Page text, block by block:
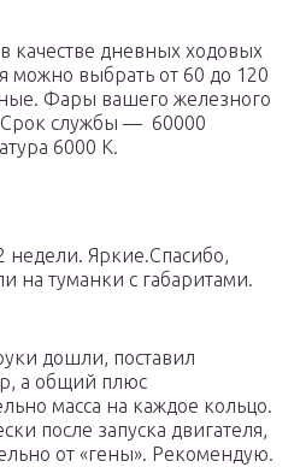
качестве дневных ходовых
можно выбрать от 60 до 120
Фары вашего железного
Срок службы — 60000
6000 K.
Яркие.Спасибо,
на туманки с габаритами.
дошли, поставил
а общий плюс
масса на каждое кольцо.
после запуска двигателя,
от «гены». Рекомендую.